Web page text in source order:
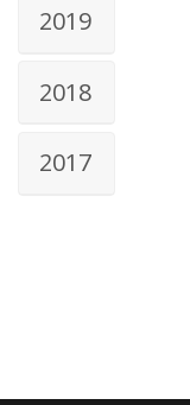
2019
2018
2017